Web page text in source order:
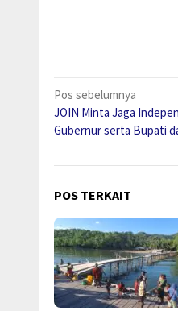
Navigasi
pos
Pos sebelumnya
JOIN Minta Jaga
Gubernur serta Bupati
POS TERKAIT